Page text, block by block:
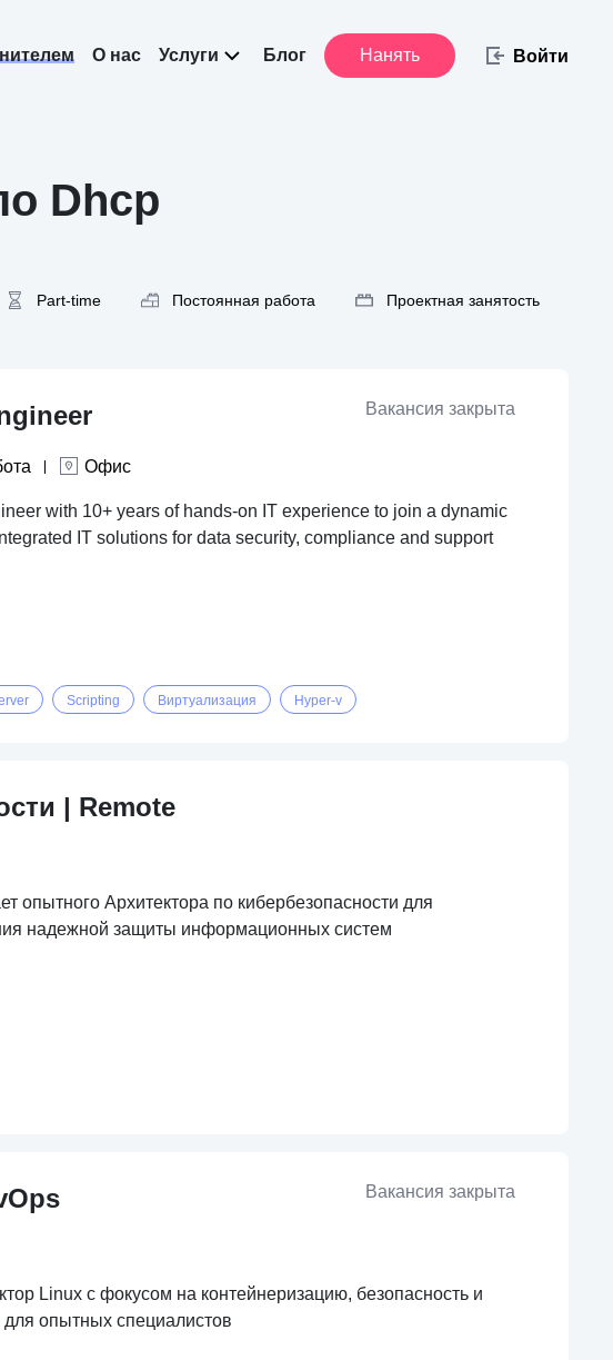
О нас Услуги Блог Нанять Войти
Dhcp
Part-time Постоянная работа Проектная занятость
Вакансия закрыта
Офис
with 10+ years of hands-on IT experience to join a dynamic
IT solutions for data security, compliance and support
Scripting Виртуализация Hyper-v
| Remote
Архитектора по кибербезопасности для
надежной защиты информационных систем
Вакансия закрыта
Linux с фокусом на контейнеризацию, безопасность и
опытных специалистов